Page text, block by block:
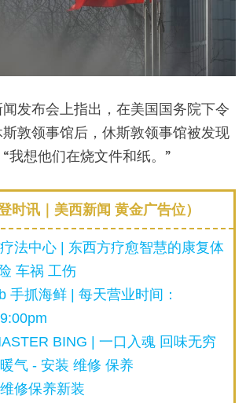
发布会上指出，在美国国务院下令
敦领事馆后，休斯敦领事馆被发现
我想他们在烧文件和纸。”
时讯｜美西新闻 黄金广告位）
法中心 | 东西方疗愈智慧的康复体
车祸 工伤
手抓海鲜 | 每天营业时间：
BING | 一口入魂 回味无穷
气 - 安装 维修 保养
修保养新装